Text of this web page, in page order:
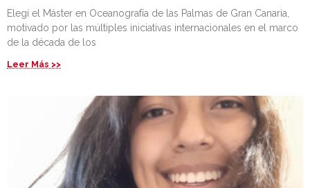
Elegí el Máster en Oceanografía de las Palmas de Gran Canaria,
motivado por las múltiples iniciativas internacionales en el marco
de la década de los
Leer Más >>